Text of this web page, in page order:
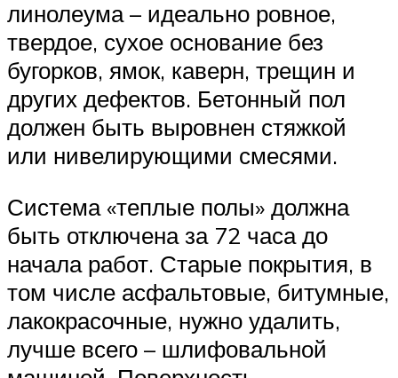
линолеума – идеально ровное,
твердое, сухое основание без
бугорков, ямок, каверн, трещин и
других дефектов. Бетонный пол
должен быть выровнен стяжкой
или нивелирующими смесями.
Система «теплые полы» должна
быть отключена за 72 часа до
начала работ. Старые покрытия, в
том числе асфальтовые, битумные,
лакокрасочные, нужно удалить,
лучше всего – шлифовальной